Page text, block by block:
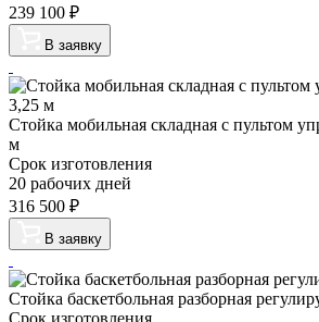
239 100 ₽
В заявку
Стойка мобильная складная с пультом
м
Срок изготовления
20 рабочих дней
316 500 ₽
В заявку
Стойка баскетбольная разборная
Срок изготовления